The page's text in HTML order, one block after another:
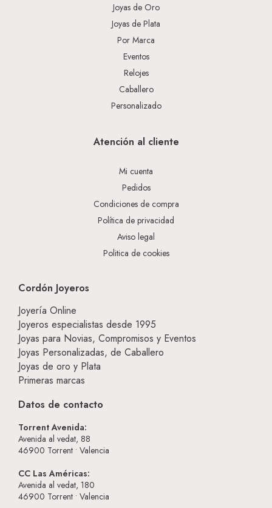
Joyas de Oro
Joyas de Plata
Por Marca
Eventos
Relojes
Caballero
Personalizado
Atención al cliente
Mi cuenta
Pedidos
Condiciones de compra
Política de privacidad
Aviso legal
Politica de cookies
Cordón Joyeros
Joyería Online
Joyeros especialistas desde 1995
Joyas para Novias, Compromisos y Eventos
Joyas Personalizadas, de Caballero
Joyas de oro y Plata
Primeras marcas
Datos de contacto
Torrent Avenida:
Avenida al vedat, 88
46900 Torrent • Valencia
CC Las Américas:
Avenida al vedat, 180
46900 Torrent • Valencia